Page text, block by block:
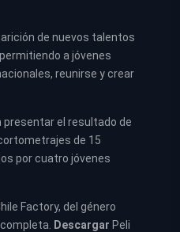
de nuevos talentos
a jóvenes
reunirse y crear
presentar el resultado de
de 15
por cuatro jóvenes
Factory, del género
Descargar Peli